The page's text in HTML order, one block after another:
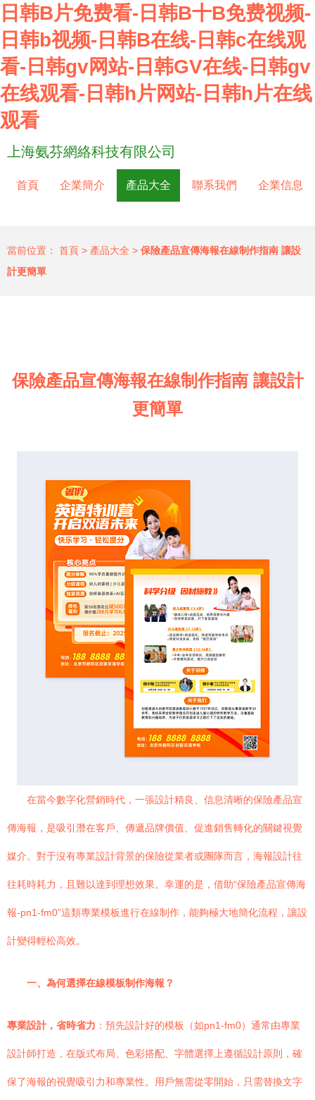
日韩B片免费看-日韩B十B免费视频-
日韩b视频-日韩B在线-日韩c在线观
看-日韩gv网站-日韩GV在线-日韩gv
在线观看-日韩h片网站-日韩h片在线
观看
上海氨芬網絡科技有限公司
首頁 企業簡介 產品大全 聯系我們 企業信息
當前位置： 首頁 > 產品大全 > 保險產品宣傳海報在線制作指南 讓設
計更簡單
保險產品宣傳海報在線制作指南 讓設計
更簡單
在當今數字化營銷時代，一張設計精良、信息清晰的保險產品宣
傳海報，是吸引潛在客戶、傳遞品牌價值、促進銷售轉化的關鍵視覺
媒介。對于沒有專業設計背景的保險從業者或團隊而言，海報設計往
往耗時耗力，且難以達到理想效果。幸運的是，借助“保險產品宣傳海
報-pn1-fm0”這類專業模板進行在線制作，能夠極大地簡化流程，讓設
計變得輕松高效。
一、為何選擇在線模板制作海報？
專業設計，省時省力 ：預先設計好的模板（如pn1-fm0）通常由專業
設計師打造，在版式布局、色彩搭配、字體選擇上遵循設計原則，確
保了海報的視覺吸引力和專業性。用戶無需從零開始，只需替換文字